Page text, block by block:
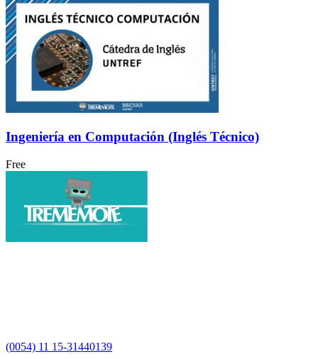
Ingeniería en Computación (Inglés Técnico)
Free
(0054) 11 15-31440139